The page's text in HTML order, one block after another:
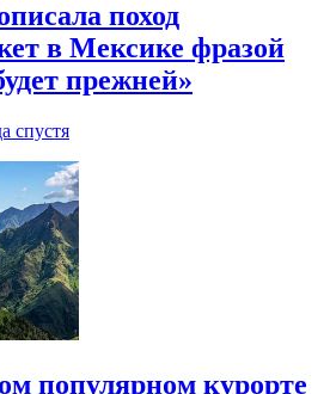
поход
в Мексике фразой
прежней»
спустя
популярном курорте